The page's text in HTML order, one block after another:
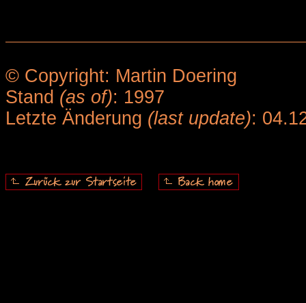
© Copyright: Martin Doering
Stand (as of): 1997
Letzte Änderung (last update):